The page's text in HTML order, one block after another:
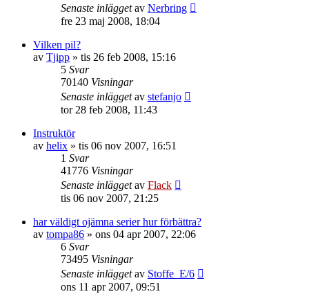
Senaste inläggetav Nerbring
fre 23 maj 2008, 18:04
Vilken pil?
av Tjipp » tis 26 feb 2008, 15:16
5 Svar
70140 Visningar
Senaste inläggetav stefanjo
tor 28 feb 2008, 11:43
Instruktör
av helix » tis 06 nov 2007, 16:51
1 Svar
41776 Visningar
Senaste inläggetav Flack
tis 06 nov 2007, 21:25
har väldigt ojämna serier hur förbättra?
av tompa86 » ons 04 apr 2007, 22:06
6 Svar
73495 Visningar
Senaste inläggetav Stoffe_E/6
ons 11 apr 2007, 09:51